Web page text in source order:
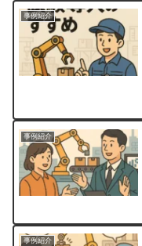
事例紹介
事例紹介
事例紹介